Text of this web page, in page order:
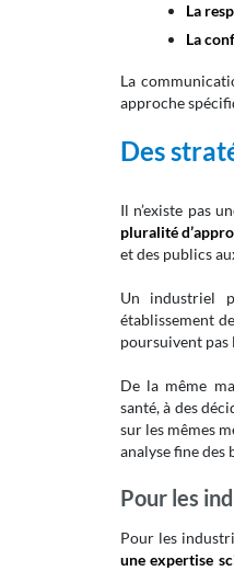
La
La
La
approche
Des
Il n’existe pas
pluralité
et des publics
Un industriel
établissement
poursuivent pas
De la même
santé, à des
sur les mêmes
analyse fine des
Pour les
Pour les
une expertise